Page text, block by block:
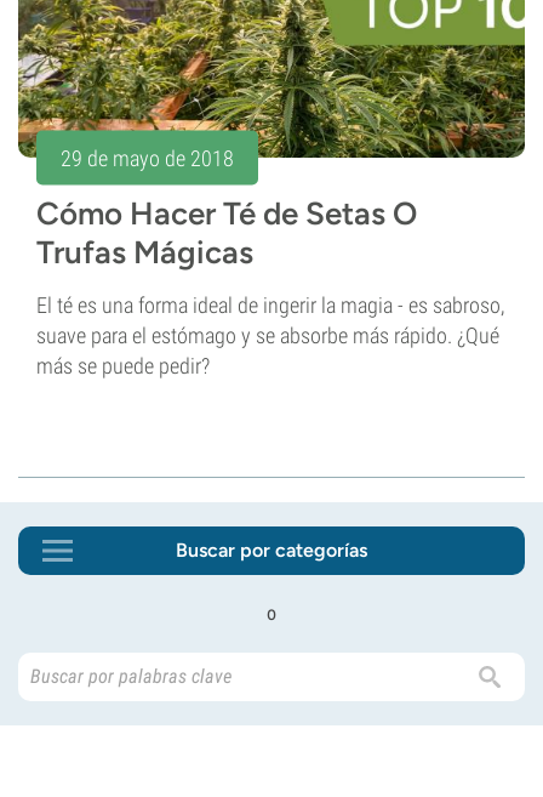
29 de mayo de 2018
Cómo Hacer Té de Setas O
Trufas Mágicas
El té es una forma ideal de ingerir la magia - es sabroso,
suave para el estómago y se absorbe más rápido. ¿Qué
más se puede pedir?
Buscar por categorías
o